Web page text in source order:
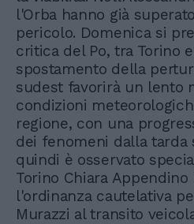
l'Orba hanno già
pericolo. Domenica si
critica del Po, tra Torino
spostamento della
sudest favorirà un lento
condizioni
regione, con una
dei fenomeni dalla tarda
quindi è osservato
Torino Chiara
l'ordinanza cautelativa
Murazzi al transito